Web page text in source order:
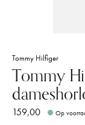
Tommy Hilfiger
Tommy
159,00 Op